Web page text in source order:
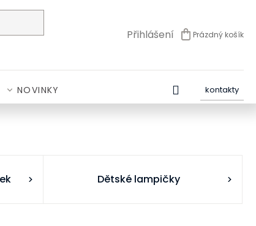
Přihlášení NÁKUPNÍ
Prázdný košík
NOVINKY kontakty
Dětské lampičky